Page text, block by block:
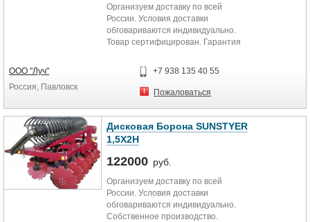
руб.
Организуем доставку по всей
России. Условия доставки
обговариваются индивидуально.
Товар сертифицирован. Гарантия
ООО "Луч"
Россия, Павловск
+7 938 135 40 55
Пожаловаться
Дисковая Борона SUNSTYER
1,5Х2Н
122000 руб.
Организуем доставку по всей
России. Условия доставки
обговариваются индивидуально.
Собственное производство.